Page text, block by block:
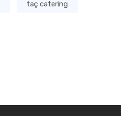
taç catering